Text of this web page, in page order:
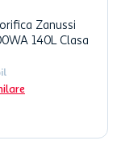
Zanussi
140L Clasa